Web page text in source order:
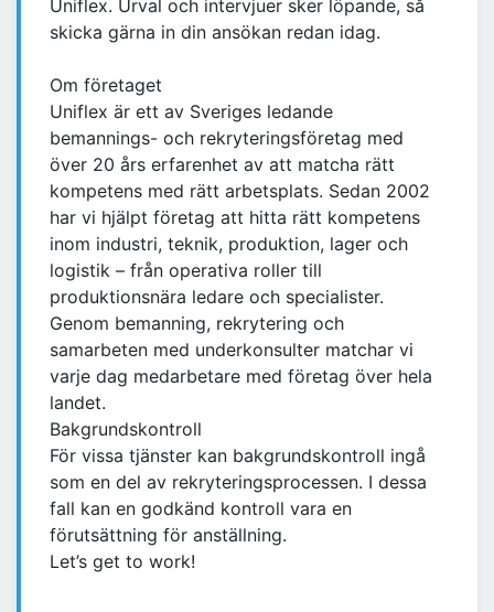
Uniflex. Urval och intervjuer sker löpande, så
skicka gärna in din ansökan redan idag.
Om företaget
Uniflex är ett av Sveriges ledande
bemannings- och rekryteringsföretag med
över 20 års erfarenhet av att matcha rätt
kompetens med rätt arbetsplats. Sedan 2002
har vi hjälpt företag att hitta rätt kompetens
inom industri, teknik, produktion, lager och
logistik – från operativa roller till
produktionsnära ledare och specialister.
Genom bemanning, rekrytering och
samarbeten med underkonsulter matchar vi
varje dag medarbetare med företag över hela
landet.
Bakgrundskontroll
För vissa tjänster kan bakgrundskontroll ingå
som en del av rekryteringsprocessen. I dessa
fall kan en godkänd kontroll vara en
förutsättning för anställning.
Let’s get to work!